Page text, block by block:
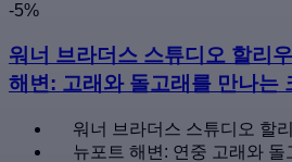
-5%
워너 브라더스 스튜디오 할리
해변: 고래와 돌고래를 만나는
워너 브라더스 스튜디오 할
뉴포트 해변: 연중 고래와 돌